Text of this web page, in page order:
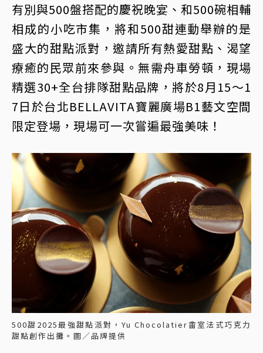
有別與500盤搭配的慶祝晚宴、和500碗相輔
相成的小吃市集，將和500甜連動舉辦的是
盛大的甜點派對，邀請所有熱愛甜點、渴望
療癒的民眾前來參與。無需舟車勞頓，現場
精選30+全台排隊甜點品牌，將於8月15～1
7日於台北BELLAVITA寶麗廣場B1藝文空間
限定登場，現場可一次嘗遍最強美味！
500甜2025最強甜點派對，Yu Chocolatier畬室法式巧克力
甜點創作出攤。圖／品牌提供